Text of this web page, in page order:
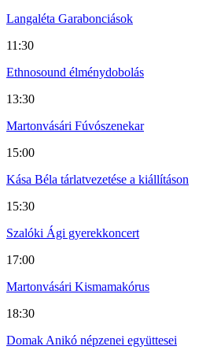
Langaléta Garabonciások
11:30
Ethnosound élménydobolás
13:30
Martonvásári Fúvószenekar
15:00
Kása Béla tárlatvezetése a kiállításon
15:30
Szalóki Ági gyerekkoncert
17:00
Martonvásári Kismamakórus
18:30
Domak Anikó népzenei együttesei